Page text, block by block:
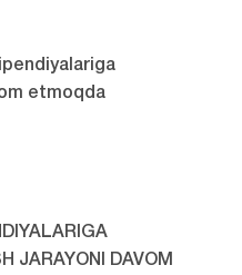
etmoqda
JARAYONI DAVOM